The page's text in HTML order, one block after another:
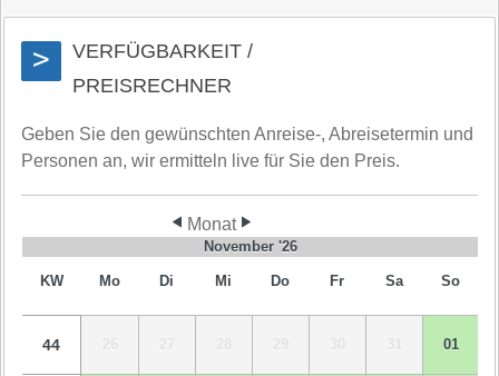
>
VERFÜGBARKEIT /
PREISRECHNER
Geben Sie den gewünschten Anreise-, Abreisetermin und
Personen an, wir ermitteln live für Sie den Preis.
Monat
November '26
KW Mo Di Mi Do Fr Sa So
44 26 27 28 29 30 31 01